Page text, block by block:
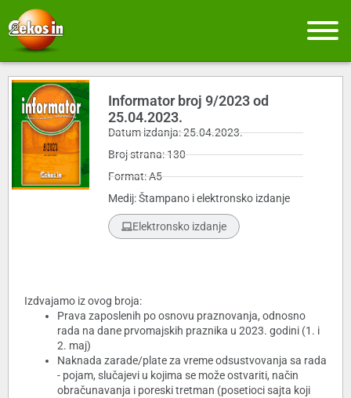
Informator broj 9/2023 od
25.04.2023.
Datum izdanja: 25.04.2023.
Broj strana: 130
Format: A5
Medij: Štampano i elektronsko izdanje
Elektronsko izdanje
Izdvajamo iz ovog broja:
Prava zaposlenih po osnovu praznovanja, odnosno
rada na dane prvomajskih praznika u 2023. godini (1. i
2. maj)
Naknada zarade/plate za vreme odsustvovanja sa rada
- pojam, slučajevi u kojima se može ostvariti, način
obračunavanja i poreski tretman (posetioci sajta koji